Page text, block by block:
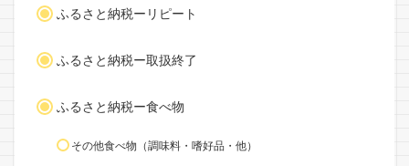
ふるさと納税ーリピート
ふるさと納税ー取扱終了
ふるさと納税ー食べ物
その他食べ物（調味料・嗜好品・他）